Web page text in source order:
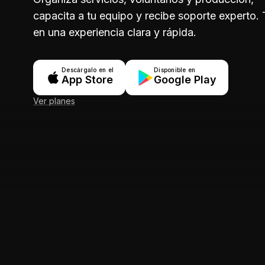
capacita a tu equipo y recibe soporte experto.
en una experiencia clara y rápida.
Descárgalo en el
App Store
Disponible en
Google Play
Ver planes